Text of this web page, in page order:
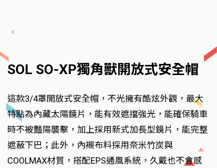
SOL SO-XP獨角獸開放式安全帽
這款3/4罩開放式安全帽，不光擁有酷炫外觀，最大
特點為內藏太陽鏡片，能有效遮擋強光，能確保騎車
時不被豔陽襲擊，加上採用新式加長型鏡片，能完整
遮蔽下巴；此外，內襯布料採用奈米竹炭與
COOLMAX材質，搭配EPS通風系統，久戴也不會感